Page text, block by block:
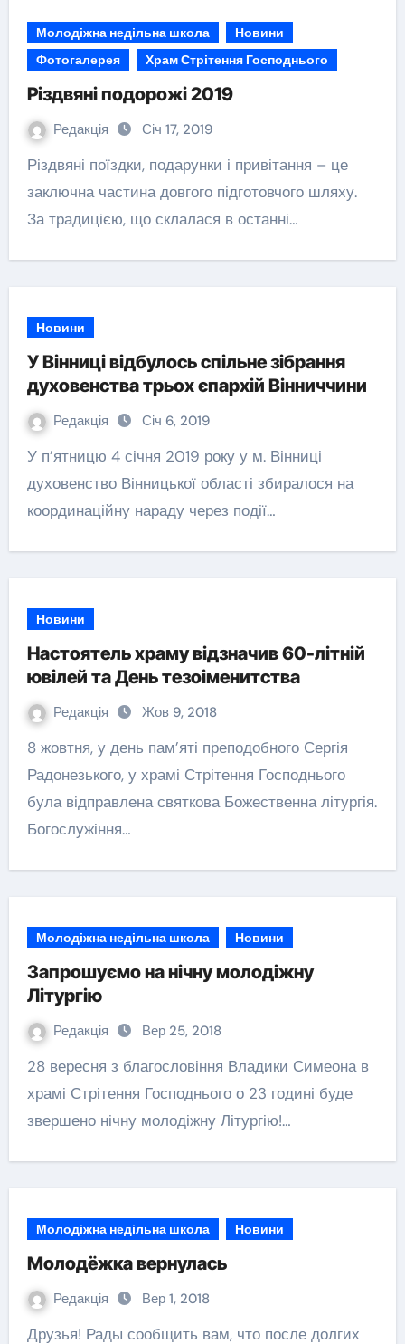
Молодіжна недільна школа
Новини
Фотогалерея
Храм Стрітення Господнього
Різдвяні подорожі 2019
Редакція Січ 17, 2019
Різдвяні поїздки, подарунки і привітання – це
заключна частина довгого підготовчого шляху.
За традицією, що склалася в останні…
Новини
У Вінниці відбулось спільне зібрання
духовенства трьох єпархій Вінниччини
Редакція Січ 6, 2019
У п’ятницю 4 січня 2019 року у м. Вінниці
духовенство Вінницької області збиралося на
координаційну нараду через події…
Новини
Настоятель храму відзначив 60-літній
ювілей та День тезоіменитства
Редакція Жов 9, 2018
8 жовтня, у день пам’яті преподобного Сергія
Радонезького, у храмі Стрітення Господнього
була відправлена святкова Божественна літургія.
Богослужіння…
Молодіжна недільна школа Новини
Запрошуємо на нічну молодіжну
Літургію
Редакція Вер 25, 2018
28 вересня з благословіння Владики Симеона в
храмі Стрітення Господнього о 23 годині буде
звершено нічну молодіжну Літургію!…
Молодіжна недільна школа Новини
Молодёжка вернулась
Редакція Вер 1, 2018